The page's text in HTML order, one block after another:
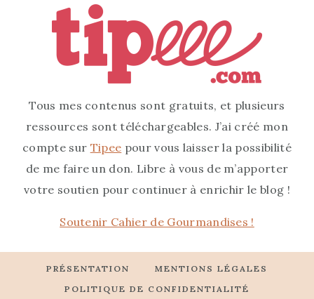
Tous mes contenus sont gratuits, et plusieurs
ressources sont téléchargeables. J’ai créé mon
compte sur Tipee pour vous laisser la possibilité
de me faire un don. Libre à vous de m’apporter
votre soutien pour continuer à enrichir le blog !
Soutenir Cahier de Gourmandises !
PRÉSENTATION
MENTIONS LÉGALES
POLITIQUE DE CONFIDENTIALITÉ